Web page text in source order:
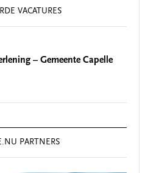
VACATURES
– Gemeente Capelle
PARTNERS